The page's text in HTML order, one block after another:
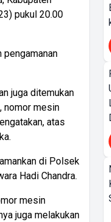
pukul 20.00
pengamanan
juga ditemukan
nomor mesin
atas
di Polsek
Hadi Chandra.
mesin
juga melakukan